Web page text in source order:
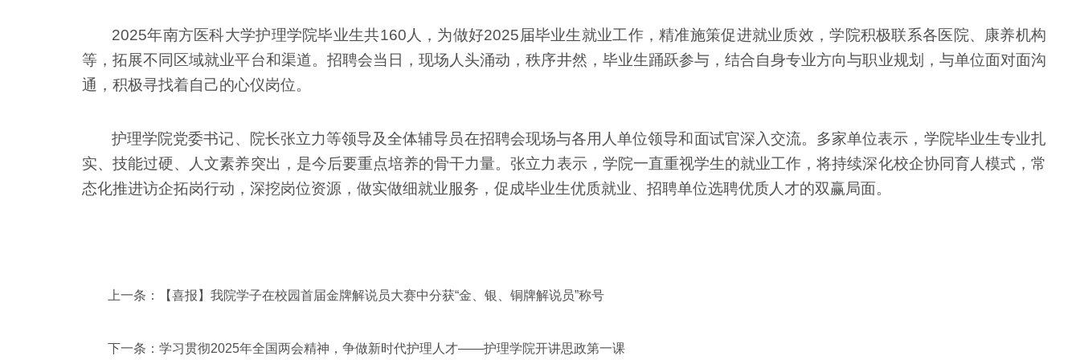
2025年南方医科大学护理学院毕业生共160 人，为做好2025届毕业生就业工作，精准施策促进就业质效，学院积极联系各医院、康养机构
等，拓展不同区域就业平台和渠道。招聘会当日，现场人头涌动，秩序井然，毕业生踊跃参与，结合自身专业方向与职业规划，与单位面对面沟
通，积极寻找着自己的心仪岗位。
护理学院党委书记、院长张立力等领导及全体辅导员在招聘会现场与各用人单位领导和面试官深入交流。多家单位表示，学院毕业生专业扎
实、技能过硬、人文素养突出，是今后要重点培养的骨干力量。张立力表示，学院一直重视学生的就业工作，将持续深化校企协同育人模式，常
态化推进访企拓岗行动，深挖岗位资源，做实做细就业服务，促成毕业生优质就业、招聘单位选聘优质人才的双赢局面。
上一条： 【喜报】我院学子在校园首届金牌解说员大赛中分获“金、银、铜牌解说员”称号
下一条： 学习贯彻2025年全国两会精神，争做新时代护理人才——护理学院开讲思政第一课